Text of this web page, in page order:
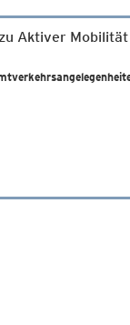
Aktiver Mobilität